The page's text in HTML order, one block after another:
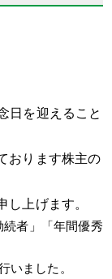
日を迎えること
おります株主の
し上げます。
者」「年間優秀
いました。